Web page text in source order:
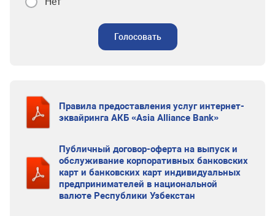
Голосовать
Правила предоставления услуг интернет-
эквайринга АКБ «Asia Alliance Bank»
Публичный договор-оферта на выпуск и
обслуживание корпоративных банковских
карт и банковских карт индивидуальных
предпринимателей в национальной
валюте Республики Узбекстан